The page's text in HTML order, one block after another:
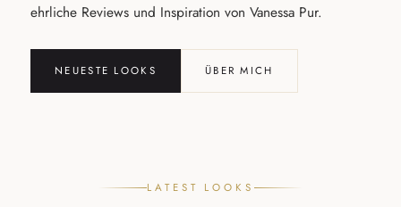
ehrliche Reviews und Inspiration von Vanessa Pur.
NEUESTE LOOKS ÜBER MICH
LATEST LOOKS